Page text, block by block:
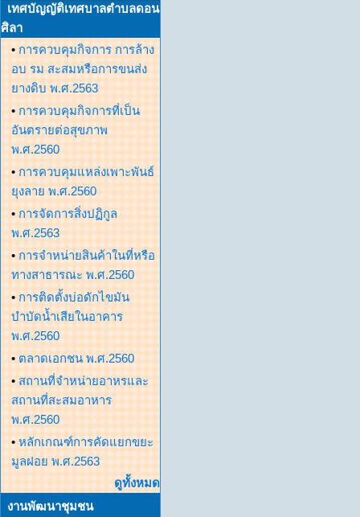
เทศบัญญัติเทศบาลตำบลดอน
ศิลา
• การควบคุมกิจการ การล้าง
อบ รม สะสมหรือการขนส่ง
ยางดิบ พ.ศ.2563
• การควบคุมกิจการที่เป็น
อันตรายต่อสุขภาพ
พ.ศ.2560
• การควบคุมแหล่งเพาะพันธ์
ยุงลาย พ.ศ.2560
• การจัดการสิ่งปฏิกูล
พ.ศ.2563
• การจำหน่ายสินค้าในที่หรือ
ทางสาธารณะ พ.ศ.2560
• การติดตั้งบ่อดักไขมัน
บำบัดน้ำเสียในอาคาร
พ.ศ.2560
• ตลาดเอกชน พ.ศ.2560
• สถานที่จำหน่ายอาหรและ
สถานที่สะสมอาหาร
พ.ศ.2560
• หลักเกณฑ์การคัดแยกขยะ
มูลฝอย พ.ศ.2563
ดูทั้งหมด
งานพัฒนาชุมชน